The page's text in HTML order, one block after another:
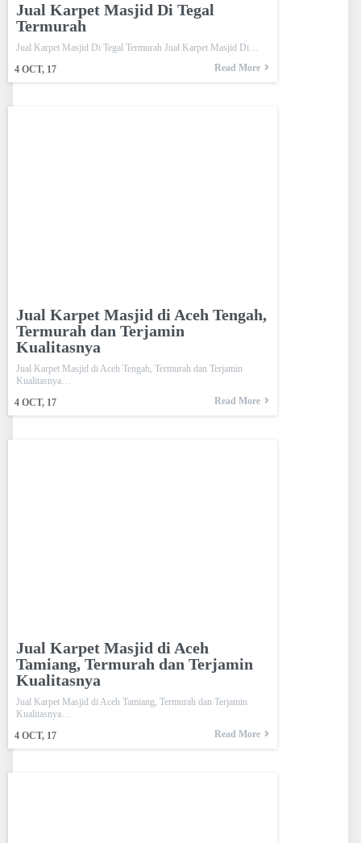
Jual Karpet Masjid Di Tegal
Termurah
4 OCT, 17
Jual Karpet Masjid Di Tegal Termurah Jual Karpet Masjid Di…
Read More
Jual Karpet Masjid di Aceh Tengah,
Termurah dan Terjamin
Kualitasnya
4 OCT, 17
Jual Karpet Masjid di Aceh Tengah, Termurah dan Terjamin
Kualitasnya…
Read More
Jual Karpet Masjid di Aceh
Tamiang, Termurah dan Terjamin
Kualitasnya
4 OCT, 17
Jual Karpet Masjid di Aceh Tamiang, Termurah dan Terjamin
Kualitasnya…
Read More